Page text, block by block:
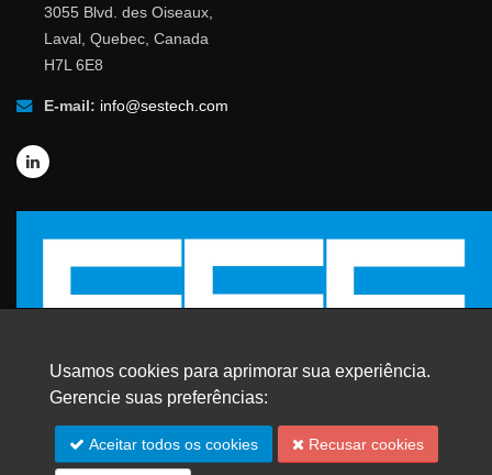
3055 Blvd. des Oiseaux,
Laval, Quebec, Canada
H7L 6E8
E-mail: info@sestech.com
© 2026 SafEngServices & technologies ltd.
Todos os direitos reservados. | Marcas Registradas
Usamos cookies para aprimorar sua experiência.
Gerencie suas preferências:
Aceitar todos os cookies Recusar cookies